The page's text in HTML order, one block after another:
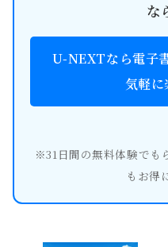
な
U-NEXTなら電子
気軽に
※31日間の無料体験でも
もお得